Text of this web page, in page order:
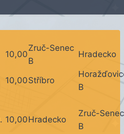
10,00
Zruč-Senec
B
Hradecko
10,00Stříbro
B
10,00Hradecko
Zruč-Senec
B